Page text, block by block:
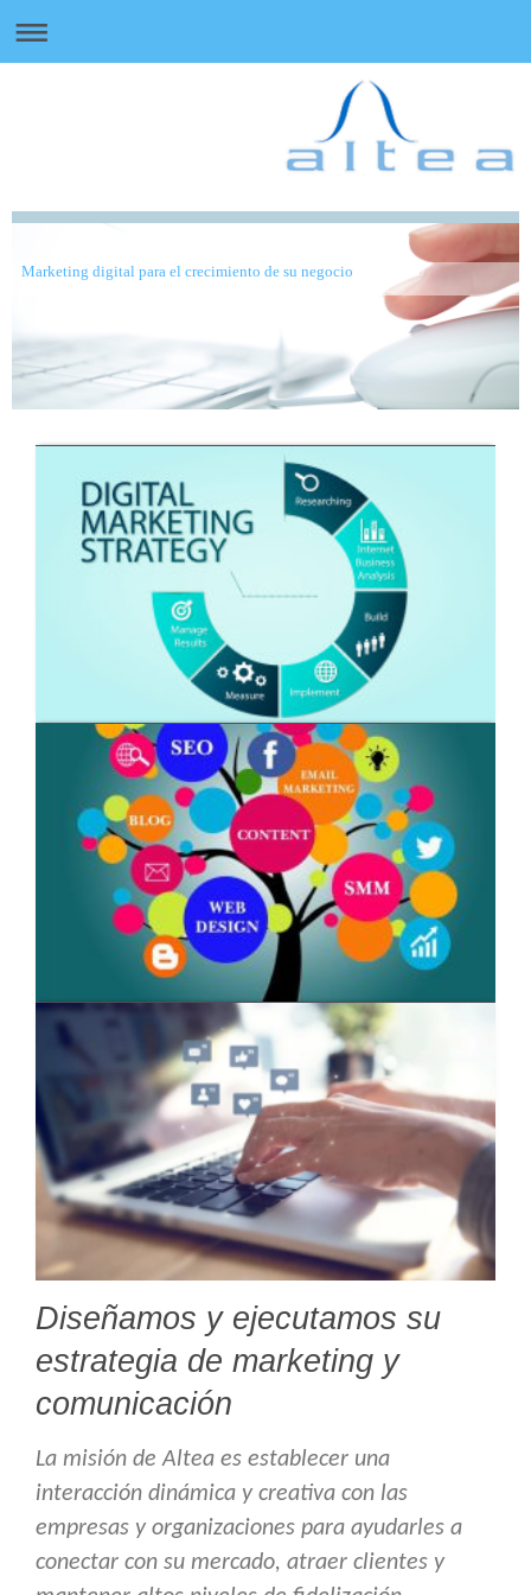
Marketing digital para el crecimiento de su negocio
Diseñamos y ejecutamos su
estrategia de marketing y
comunicación
La misión de Altea es establecer una
interacción dinámica y creativa con las
empresas y organizaciones para ayudarles a
conectar con su mercado, atraer clientes y